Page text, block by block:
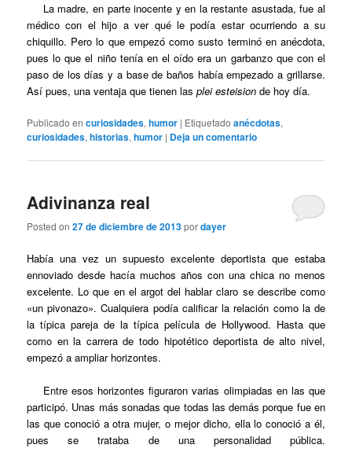
La madre, en parte inocente y en la restante asustada, fue al
médico con el hijo a ver qué le podía estar ocurriendo a su
chiquillo. Pero lo que empezó como susto terminó en anécdota,
pues lo que el niño tenía en el oído era un garbanzo que con el
paso de los días y a base de baños había empezado a grillarse.
Así pues, una ventaja que tienen lasplei esteision de hoy día.
Publicado en curiosidades,humor | Etiquetado anécdotas,
curiosidades,historias,humor | Deja un comentario
Adivinanza real
Posted on27 de diciembre de 2013pordayer
Había una vez un supuesto excelente deportista que estaba
ennoviado desde hacía muchos años con una chica no menos
excelente. Lo que en el argot del hablar claro se describe como
«un pivonazo». Cualquiera podía calificar la relación como la de
la típica pareja de la típica película de Hollywood. Hasta que
como en la carrera de todo hipotético deportista de alto nivel,
empezó a ampliar horizontes.
Entre esos horizontes figuraron varias olimpiadas en las que
participó. Unas más sonadas que todas las demás porque fue en
las que conoció a otra mujer, o mejor dicho, ella lo conoció a él,
pues se trataba de una personalidad pública.